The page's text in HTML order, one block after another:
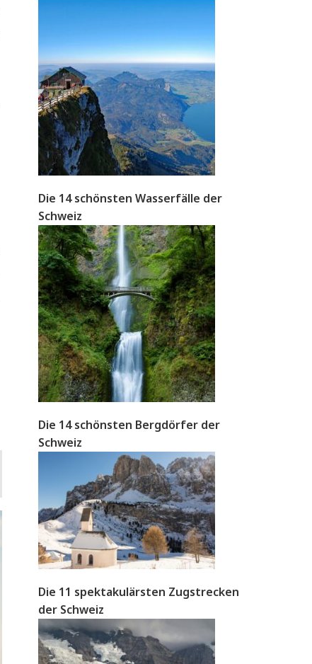
Die 14 schönsten Wasserfälle der
Schweiz
Die 14 schönsten Bergdörfer der
Schweiz
Die 11 spektakulärsten Zugstrecken
der Schweiz